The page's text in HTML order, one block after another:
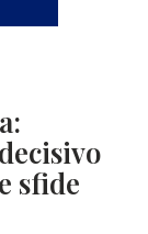
sfide